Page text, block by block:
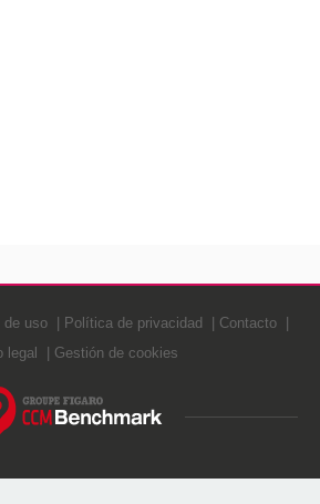
de uso Política de privacidad
Contacto
legal
Gestión de cookies